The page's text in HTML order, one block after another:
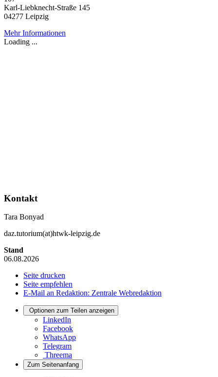
Karl-Liebknecht-Straße 145
04277 Leipzig
Mehr Informationen
Loading ...
Kontakt
Tara Bonyad
daz.tutorium(at)htwk-leipzig.de
Stand
06.08.2026
Seite drucken
Seite empfehlen
E-Mail an Redaktion: Zentrale Webredaktion
Optionen zum Teilen anzeigen
LinkedIn
Facebook
WhatsApp
Telegram
Threema
Zum Seitenanfang